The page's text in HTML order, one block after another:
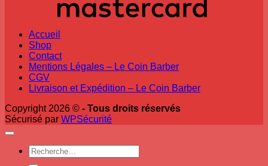
Accueil
Shop
Contact
Mentions Légales – Le Coin Barber
CGV
Livraison et Expédition – Le Coin Barber
Copyright 2026 © - Tous droits réservés
Sécurisé par WPSécurité
Recherche
pour :